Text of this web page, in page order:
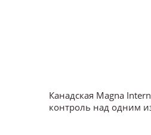
Канадская Magna
контроль над одним